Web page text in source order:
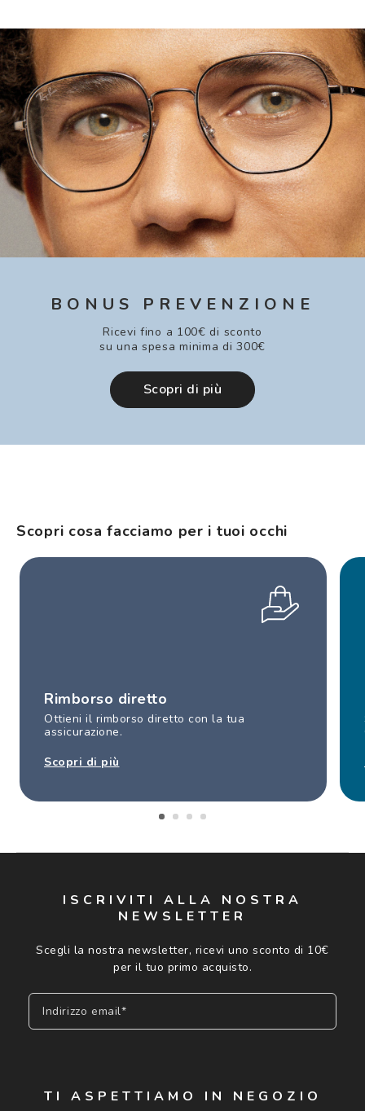
BONUS PREVENZIONE
Ricevi fino a 100€ di sconto
su una spesa minima di 300€
Scopri di più
Scopri cosa facciamo per i tuoi occhi
Rimborso diretto
Ottieni il rimborso diretto con la tua
assicurazione.
Scopri di più
ISCRIVITI ALLA NOSTRA
NEWSLETTER
Scegli la nostra newsletter, ricevi uno sconto di 10€
per il tuo primo acquisto.
Indirizzo email*
TI ASPETTIAMO IN NEGOZIO